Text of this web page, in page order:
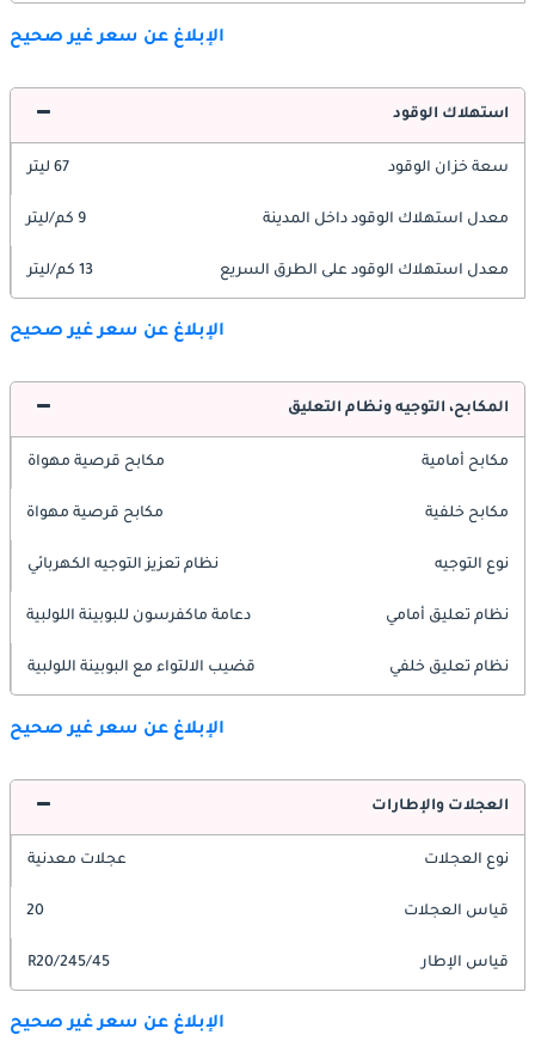
الإبلاغ عن سعر غير صحيح
استهلاك الوقود
سعة خزان الوقود 67 ليتر
معدل استهلاك الوقود داخل المدينة 9 كم/ليتر
معدل استهلاك الوقود على الطرق السريع 13 كم/ليتر
الإبلاغ عن سعر غير صحيح
المكابح، التوجيه ونظام التعليق
مكابح أمامية مكابح قرصية مهواة
مكابح خلفية مكابح قرصية مهواة
نوع التوجيه نظام تعزيز التوجيه الكهربائي
نظام تعليق أمامي دعامة ماكفرسون للبوبينة اللولبية
نظام تعليق خلفي قضيب الالتواء مع البوبينة اللولبية
الإبلاغ عن سعر غير صحيح
العجلات والإطارات
نوع العجلات عجلات معدنية
قياس العجلات 20
قياس الإطار 245/45/R20
الإبلاغ عن سعر غير صحيح